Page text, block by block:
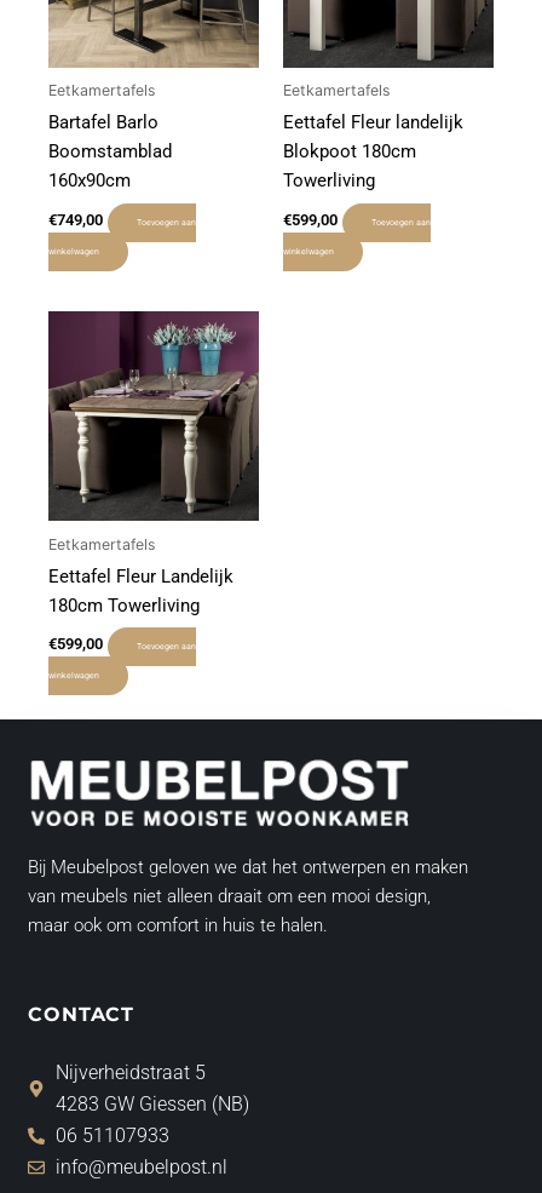
Eetkamertafels
Bartafel Barlo
Boomstamblad
160x90cm
€749,00 Toevoegen aan
winkelwagen
Eetkamertafels
Eettafel Fleur landelijk
Blokpoot 180cm
Towerliving
€599,00 Toevoegen aan
winkelwagen
Eetkamertafels
Eettafel Fleur Landelijk
180cm Towerliving
€599,00 Toevoegen aan
winkelwagen
Bij Meubelpost geloven we dat het ontwerpen en maken
van meubels niet alleen draait om een mooi design,
maar ook om comfort in huis te halen.
CONTACT
Nijverheidstraat 5
4283 GW Giessen (NB)
06 51107933
info@meubelpost.nl